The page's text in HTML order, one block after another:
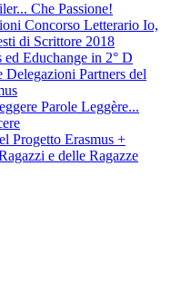
Che Passione!
Concorso Letterario Io,
di Scrittore 2018
ed Educhange in 2° D
Delegazioni Partners del
Parole Leggère...
Progetto Erasmus +
e delle Ragazze